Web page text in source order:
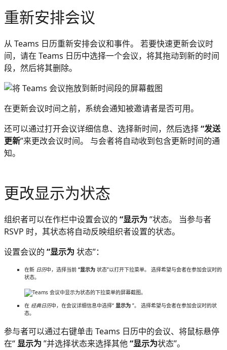
重新安排会议
从 Teams 日历重新安排会议和事件。 若要快速更新会议时
间，请在 Teams 日历中选择一个会议，将其拖动到新的时间
段，然后将其删除。
在更新会议时间之前，系统会通知被邀请者是否可用。
还可以通过打开会议详细信息、选择新时间，然后选择“发送
更新”来更改会议时间。 与会者将自动收到包含更新时间的通
知。
更改显示为状态
组织者可以在作栏中设置会议的 “显示为 ”状态。 当参与者
RSVP 时，其状态将自动反映组织者设置的状态。
设置会议的 “显示为 状态”：
在新 日历中，选择当前 “显示为 状态”以打开下拉菜单。 选择希望与会者在参加会议时的
状态。
在 经典日历中，在会议详细信息中选择“ 显示为 ”。 选择希望与会者在参加会议时的状
态。
参与者可以通过右键单击 Teams 日历中的会议、将鼠标悬停
在“显示为 ”并选择状态来选择其他“显示为状态”。